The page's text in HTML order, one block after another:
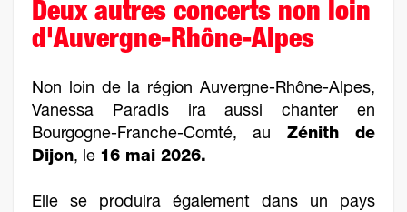
Deux autres concerts non loin
d'Auvergne-Rhône-Alpes
Non loin de la région Auvergne-Rhône-Alpes,
Vanessa Paradis ira aussi chanter en
Bourgogne-Franche-Comté, au Zénith de
Dijon, le 16 mai 2026.
Elle se produira également dans un pays